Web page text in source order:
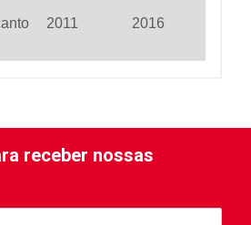
2011 2016
receber nossas